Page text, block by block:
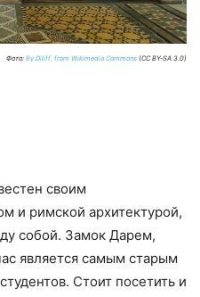
Фото: By Diliff, from Wikimedia Commons (CC BY-SA 3.0)
своим
и римской архитектурой,
собой. Замок Дарем,
является самым старым
Стоит посетить и